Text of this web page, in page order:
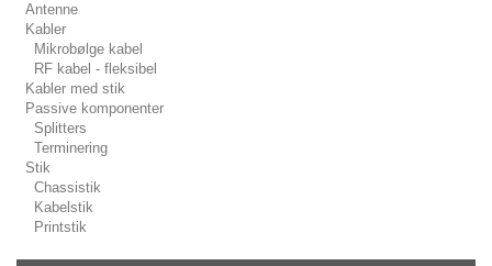
Antenne
Kabler
Mikrobølge kabel
RF kabel - fleksibel
Kabler med stik
Passive komponenter
Splitters
Terminering
Stik
Chassistik
Kabelstik
Printstik